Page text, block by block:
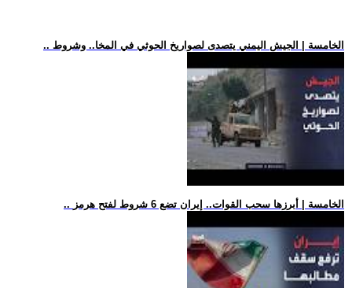
.. الخامسة | الجيش اليمني يتصدى لصواريخ الحوثي في المخا.. وشروط
.. الخامسة | أبرزها سحب القوات.. إيران تضع 6 شروط لفتح هرمز